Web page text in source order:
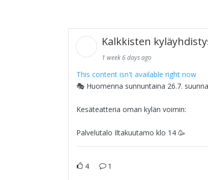
Kalkkisten
1 week 6 days ago
This content isn't available right now
🎭 Huomenna sunnuntaina 26.7.
Kesäteatteria oman kylän voimin:
Palvelutalo Iltakuutamo klo 14 🥳
4 1